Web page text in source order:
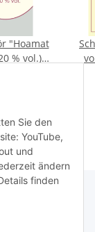
Sie den
YouTube,
und
ändern
finden
"Hoamat
% vol.)
1 l